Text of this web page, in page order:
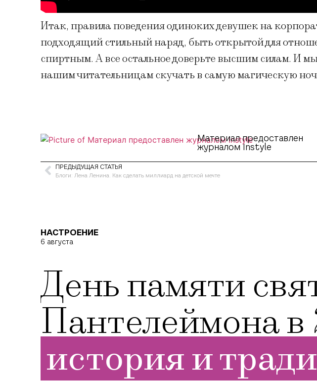
Итак, правила поведения одиноких девушек на
подходящий стильный наряд, быть открытой для
спиртным. А все остальное доверьте высшим силам. И
нашим читательницам скучать в самую магическую
Материал предоставлен
журналом Instyle
ПРЕДЫДУЩАЯ СТАТЬЯ
Блоги: Лена Ленина. Как сделать миллиард на детской мечте
НАСТРОЕНИЕ
6 августа
День памяти
Пантелеймона в
история и